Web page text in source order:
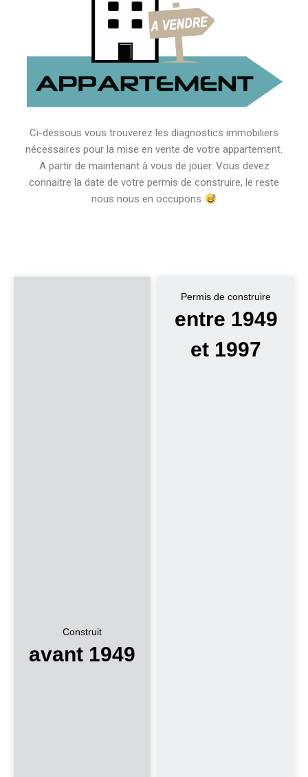
Ci-dessous vous trouverez les diagnostics immobiliers
nécessaires pour la mise en vente de votre appartement.
A partir de maintenant à vous de jouer. Vous devez
connaitre la date de votre permis de construire, le reste
nous nous en occupons
Construit
avant 1949
Permis de construire
entre 1949
et 1997